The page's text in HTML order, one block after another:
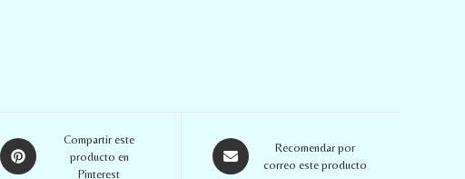
Compartir este
producto en
Pinterest
Recomendar por
correo este producto